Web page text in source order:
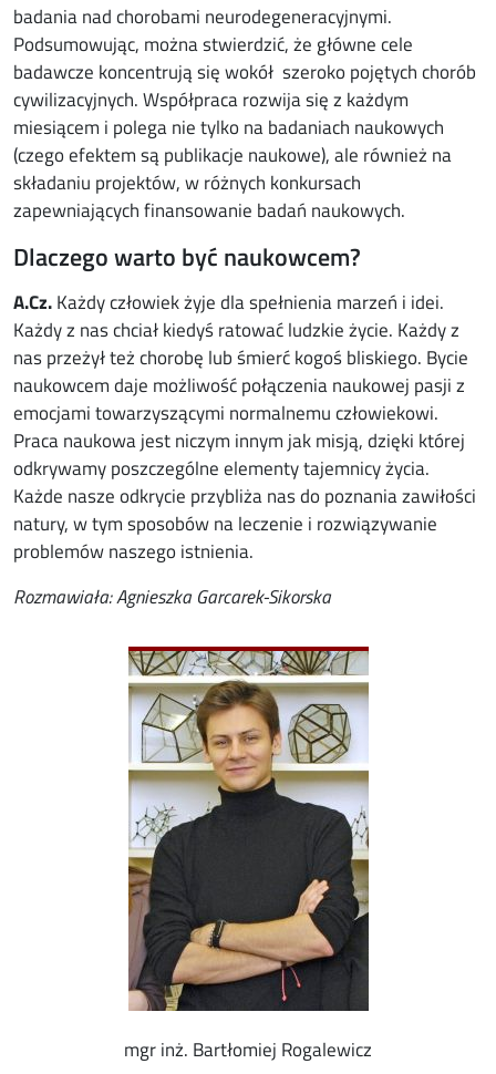
badania nad chorobami neurodegeneracyjnymi.
Podsumowując, można stwierdzić, że główne cele
badawcze koncentrują się wokół szeroko pojętych chorób
cywilizacyjnych. Współpraca rozwija się z każdym
miesiącem i polega nie tylko na badaniach naukowych
(czego efektem są publikacje naukowe), ale również na
składaniu projektów, w różnych konkursach
zapewniających finansowanie badań naukowych.
Dlaczego warto być naukowcem?
A.Cz.Każdy człowiek żyje dla spełnienia marzeń i idei.
Każdy z nas chciał kiedyś ratować ludzkie życie. Każdy z
nas przeżył też chorobę lub śmierć kogoś bliskiego. Bycie
naukowcem daje możliwość połączenia naukowej pasji z
emocjami towarzyszącymi normalnemu człowiekowi.
Praca naukowa jest niczym innym jak misją, dzięki której
odkrywamy poszczególne elementy tajemnicy życia.
Każde nasze odkrycie przybliża nas do poznania zawiłości
natury, w tym sposobów na leczenie i rozwiązywanie
problemów naszego istnienia.
Rozmawiała: Agnieszka Garcarek-Sikorska
mgr inż. Bartłomiej Rogalewicz